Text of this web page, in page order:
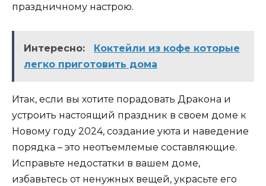
праздничному настрою.
Интересно:
Коктейли из кофе которые
легко приготовить дома
Итак, если вы хотите порадовать Дракона и
устроить настоящий праздник в своем доме к
Новому году 2024, создание уюта и наведение
порядка – это неотъемлемые составляющие.
Исправьте недостатки в вашем доме,
избавьтесь от ненужных вещей, украсьте его